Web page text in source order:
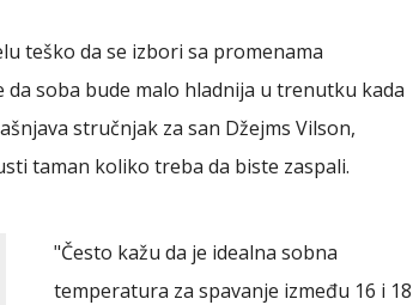
teško da se izbori sa promenama
soba bude malo hladnija u trenutku kada
stručnjak za san Džejms Vilson,
taman koliko treba da biste zaspali.
"Često kažu da je idealna sobna
temperatura za spavanje između 16 i 18